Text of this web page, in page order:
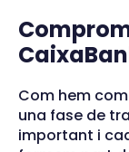
Com hem
una fase de
important i